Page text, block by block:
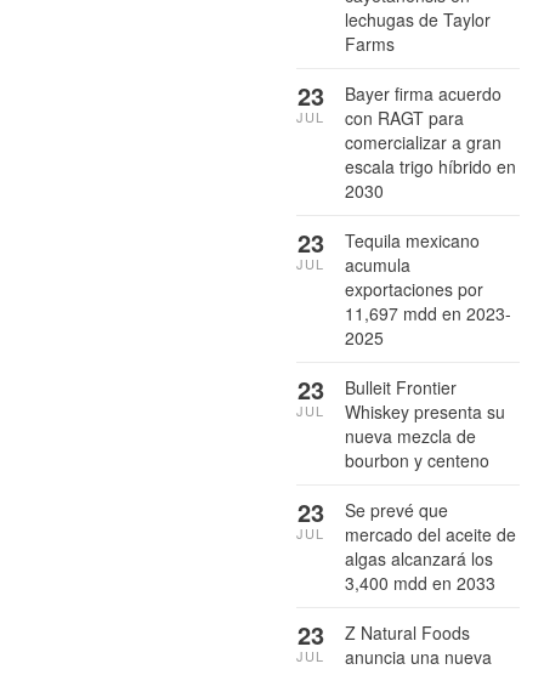
lechugas de Taylor
Farms
Bayer firma acuerdo
con RAGT para
comercializar a gran
escala trigo híbrido en
2030
23
JUL
Tequila mexicano
acumula
exportaciones por
11,697 mdd en 2023-
2025
23
JUL
Bulleit Frontier
Whiskey presenta su
nueva mezcla de
bourbon y centeno
23
JUL
Se prevé que
mercado del aceite de
algas alcanzará los
3,400 mdd en 2033
23
JUL
Z Natural Foods
anuncia una nueva
23
JUL